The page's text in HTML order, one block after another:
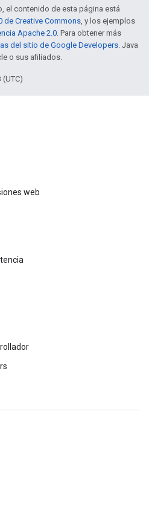
el contenido de esta página está
de Creative Commons, y los ejemplos
Apache 2.0. Para obtener más
del sitio de Google Developers. Java
o sus afiliados.
web